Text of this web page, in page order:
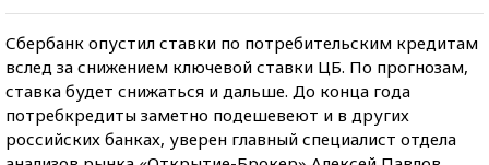
Сбербанк опустил ставки по потребительским кредитам
вслед за снижением ключевой ставки ЦБ. По прогнозам,
ставка будет снижаться и дальше. До конца года
потребкредиты заметно подешевеют и в других
российских банках, уверен главный специалист отдела